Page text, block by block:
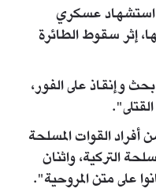
استشهاد عسكري
إثر سقوط الطائرة
وإنقاذ على الفور،
القوات المسلحة
التركية، واثنان
على متن المروحية".